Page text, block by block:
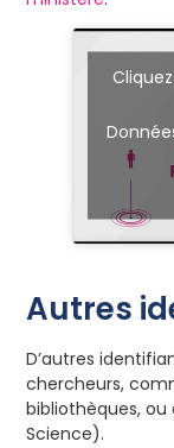
Autres
D’autres
chercheurs,
bibliothèques, ou
Science).